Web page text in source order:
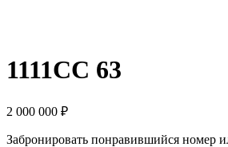
1111CC 63
2 000 000 ₽
Забронировать понравившийся номер